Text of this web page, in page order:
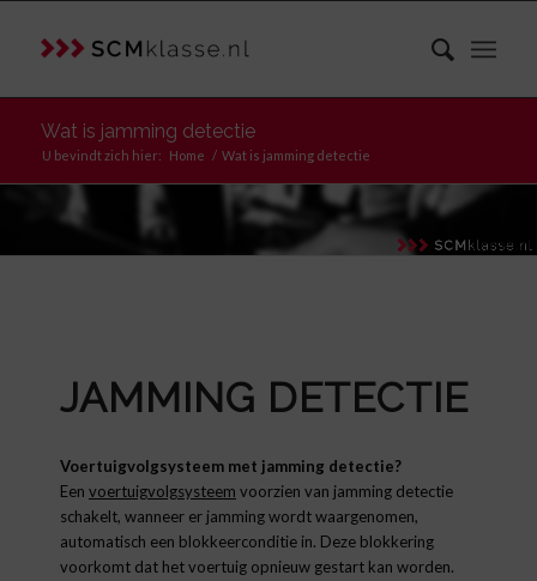
Wat is jamming detectie
U bevindt zich hier: Home / Wat is jamming detectie
JAMMING DETECTIE
Voertuigvolgsysteem met jamming detectie?
Een voertuigvolgsysteem voorzien van jamming detectie
schakelt, wanneer er jamming wordt waargenomen,
automatisch een blokkeerconditie in. Deze blokkering
voorkomt dat het voertuig opnieuw gestart kan worden.